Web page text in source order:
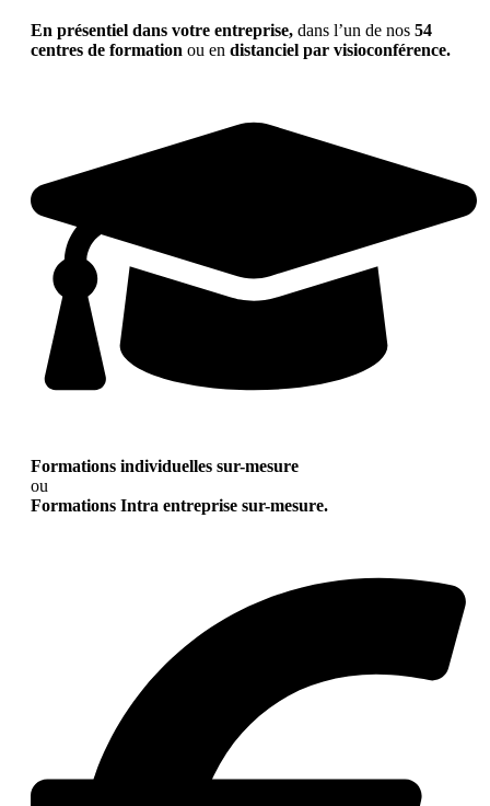
En présentiel dans votre entreprise, dans l’un de nos 54
centres de formation ou en distanciel par visioconférence.
Formations individuelles sur-mesure
ou
Formations Intra entreprise sur-mesure.